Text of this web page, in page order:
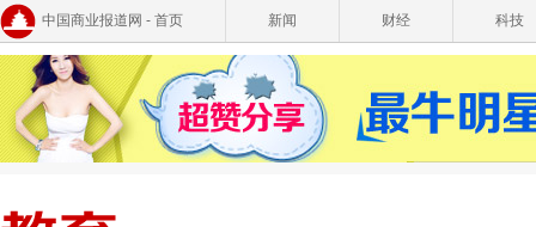
中国商业报道网 - 首页 新闻 财经 科技